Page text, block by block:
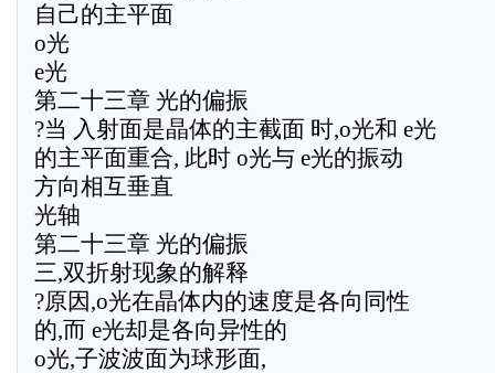
自己的主平面
o光
e光
第二十三章 光的偏振
?当 入射面是晶体的主截面 时,o光和 e光
的主平面重合, 此时 o光与 e光的振动
方向相互垂直
光轴
第二十三章 光的偏振
三,双折射现象的解释
?原因,o光在晶体内的速度是各向同性
的,而 e光却是各向异性的
o光,子波波面为球形面,